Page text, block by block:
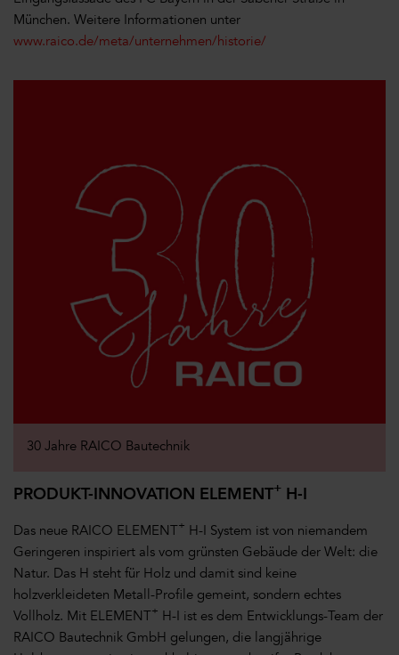
München. Weitere Informationen unter
www.raico.de/meta/unternehmen/historie/
30 Jahre RAICO Bautechnik
PRODUKT-INNOVATION ELEMENT+ H-I
Das neue RAICO ELEMENT + H-I System ist von niemandem
Geringeren inspiriert als vom grünsten Gebäude der Welt: die
Natur. Das H steht für Holz und damit sind keine
holzverkleideten Metall-Profile gemeint, sondern echtes
Vollholz. Mit ELEMENT + H-I ist es dem Entwicklungs-Team der
RAICO Bautechnik GmbH gelungen, die langjährige